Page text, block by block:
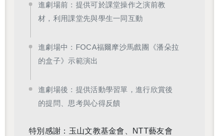
進劇場前：提供可於課堂操作之演前教
材，利用課堂先與學生一同互動
進劇場中：FOCA福爾摩沙馬戲團《潘朵拉
的盒子》示範演出
進劇場後：提供活動學習單，進行欣賞後
的提問、思考與心得反饋
特別感謝：玉山文教基金會、NTT藝友會